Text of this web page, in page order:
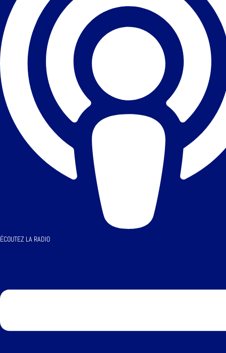
ÉCOUTEZ LA RADIO